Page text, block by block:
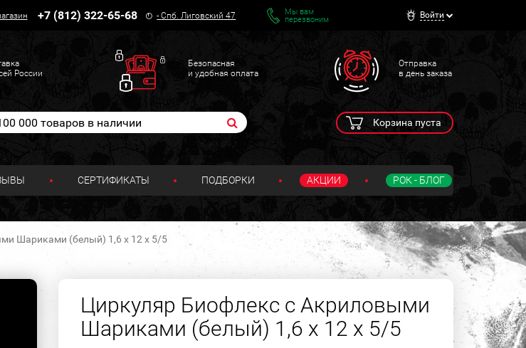
+7 (812) 322-65-68 -Спб. Лиговский 47
Мы вам
перезвоним
Войти
России
Безопасная
и удобная оплата
Отправка
в день заказа
Корзина пуста
СЕРТИФИКАТЫ ПОДБОРКИ АКЦИИ РОК - БЛОГ
Шариками (белый) 1,6 х 12 х 5/5
Циркуляр Биофлекс с Акриловыми
Шариками (белый) 1,6 х 12 х 5/5